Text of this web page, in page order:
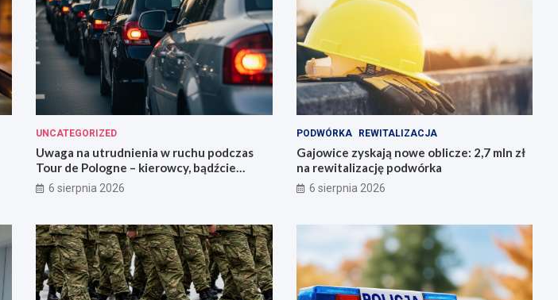
UNCATEGORIZED
Uwaga na utrudnienia w ruchu podczas
Tour de Pologne – kierowcy, bądźcie
przygotowani!
6 sierpnia 2026
PODWÓRKA REWITALIZACJA
Gajowice zyskają nowe oblicze: 2,7 mln zł
na rewitalizację podwórka
6 sierpnia 2026